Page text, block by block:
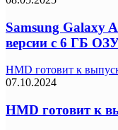
Samsung Galaxy
версии с 6 ГБ
HMD готовит к
07.10.2024
HMD готовит к